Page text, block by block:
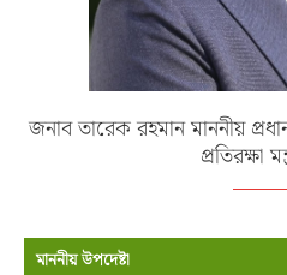
জনাব তারেক রহমান মাননীয়
প্রতিরক্ষা
মাননীয় উপদেষ্টা